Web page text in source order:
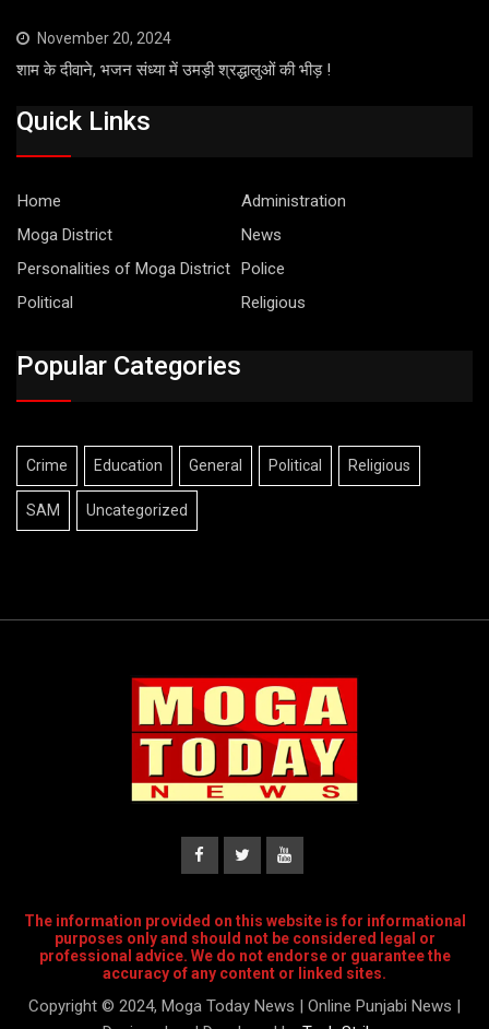
November 20, 2024
शाम के दीवाने, भजन संध्या में उमड़ी श्रद्धालुओं की भीड़ !
Quick Links
Home
Administration
Moga District
News
Personalities of Moga District
Police
Political
Religious
Popular Categories
Crime Education General Political Religious
SAM Uncategorized
The information provided on this website is for informational
purposes only and should not be considered legal or
professional advice. We do not endorse or guarantee the
accuracy of any content or linked sites.
Copyright © 2024, Moga Today News | Online Punjabi News |